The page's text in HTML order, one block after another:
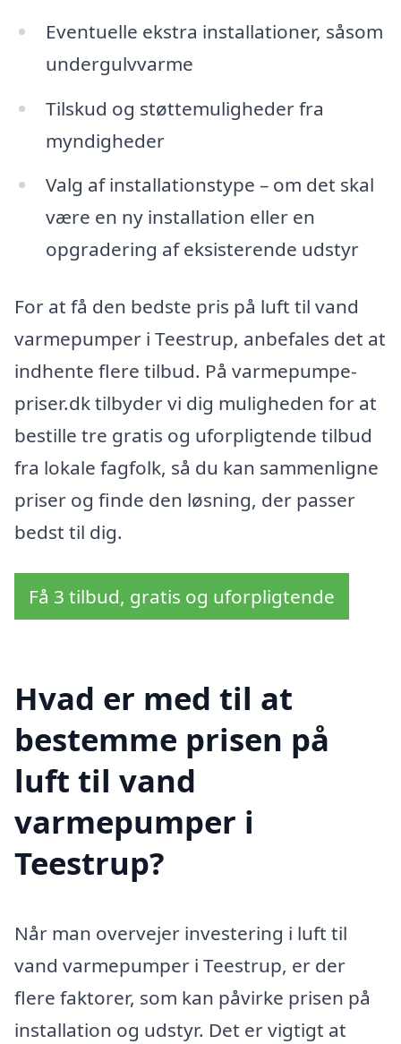
Eventuelle ekstra installationer, såsom
undergulvvarme
Tilskud og støttemuligheder fra
myndigheder
Valg af installationstype – om det skal
være en ny installation eller en
opgradering af eksisterende udstyr
For at få den bedste pris på luft til vand
varmepumper i Teestrup, anbefales det at
indhente flere tilbud. På varmepumpe-
priser.dk tilbyder vi dig muligheden for at
bestille tre gratis og uforpligtende tilbud
fra lokale fagfolk, så du kan sammenligne
priser og finde den løsning, der passer
bedst til dig.
Få 3 tilbud, gratis og uforpligtende
Hvad er med til at
bestemme prisen på
luft til vand
varmepumper i
Teestrup?
Når man overvejer investering i luft til
vand varmepumper i Teestrup, er der
flere faktorer, som kan påvirke prisen på
installation og udstyr. Det er vigtigt at